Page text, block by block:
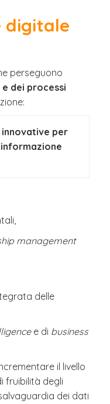
digitale
perseguono
dei processi
per
management
delle
e di business
il livello
fruibilità degli
dei dati